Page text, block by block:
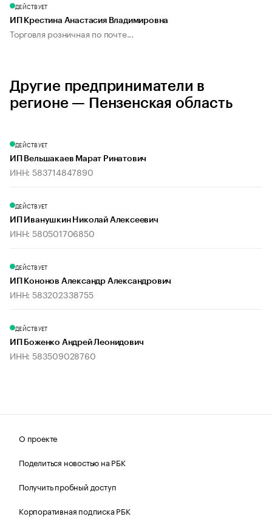
ДЕЙСТВУЕТ
ИП Крестина Анастасия Владимировна
Торговля розничная по почте...
Другие предприниматели в
регионе — Пензенская область
ДЕЙСТВУЕТ
ИП Вельшакаев Марат Ринатович
ИНН: 583714847890
ДЕЙСТВУЕТ
ИП Иванушкин Николай Алексеевич
ИНН: 580501706850
ДЕЙСТВУЕТ
ИП Кононов Александр Александрович
ИНН: 583202338755
ДЕЙСТВУЕТ
ИП Боженко Андрей Леонидович
ИНН: 583509028760
О проекте
Поделиться новостью на РБК
Получить пробный доступ
Корпоративная подписка РБК